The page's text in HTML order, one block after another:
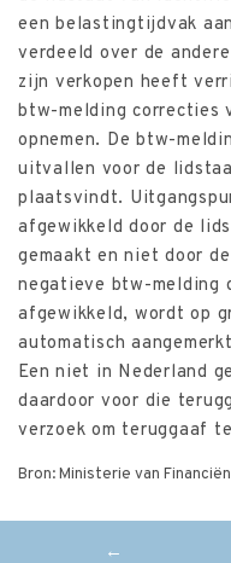
een belastingtijdvak
verdeeld over de
zijn verkopen heeft
btw-melding correcties
opnemen. De btw-
uitvallen voor de
plaatsvindt.
afgewikkeld door de
gemaakt en niet door
negatieve btw-melding
afgewikkeld, wordt op
automatisch
Een niet in Nederland
daardoor voor die
verzoek om teruggaaf
Bron: Ministerie van
←